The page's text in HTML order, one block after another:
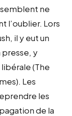
ne
l’oublier. Lors
il y eut un
y
(The
Les
les
de la